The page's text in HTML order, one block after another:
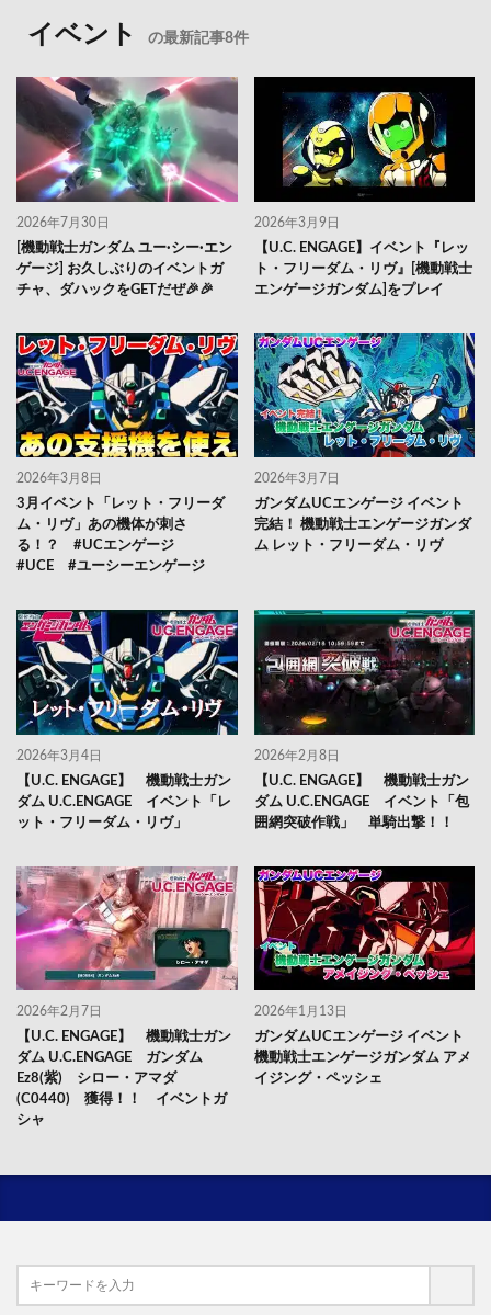
イベント の最新記事8件
2026年7月30日
[機動戦士ガンダム ユー·シー·エン
ゲージ] お久しぶりのイベントガ
チャ、ダハックをGETだぜ🎉🎉
2026年3月9日
【U.C. ENGAGE】イベント『レッ
ト・フリーダム・リヴ』[機動戦士
エンゲージガンダム]をプレイ
2026年3月8日
3月イベント「レット・フリーダ
ム・リヴ」あの機体が刺さ
る！？ #UCエンゲージ
#UCE #ユーシーエンゲージ
2026年3月7日
ガンダムUCエンゲージ イベント
完結！ 機動戦士エンゲージガンダ
ム レット・フリーダム・リヴ
2026年3月4日
【U.C. ENGAGE】 機動戦士ガン
ダム U.C.ENGAGE イベント「レ
ット・フリーダム・リヴ」
2026年2月8日
【U.C. ENGAGE】 機動戦士ガン
ダム U.C.ENGAGE イベント「包
囲網突破作戦」 単騎出撃！！
2026年2月7日
【U.C. ENGAGE】 機動戦士ガン
ダム U.C.ENGAGE ガンダム
Ez8(紫) シロー・アマダ
(C0440) 獲得！！ イベントガ
シャ
2026年1月13日
ガンダムUCエンゲージ イベント
機動戦士エンゲージガンダム アメ
イジング・ペッシェ